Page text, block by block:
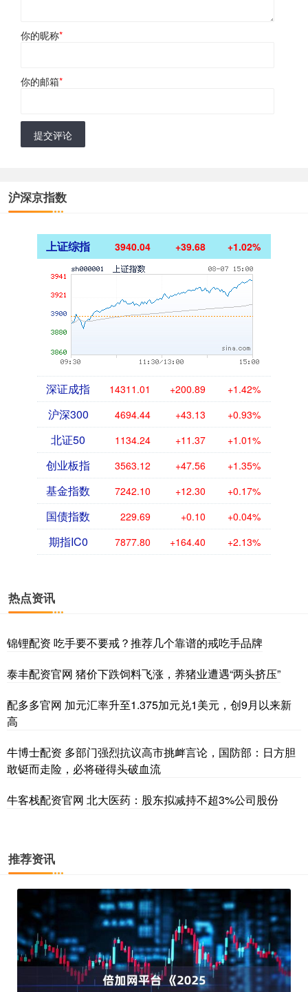
你的昵称*
你的邮箱*
提交评论
沪深京指数
上证综指 3940.04 +39.68 +1.02%
深证成指 14311.01 +200.89 +1.42%
沪深300 4694.44 +43.13 +0.93%
北证50 1134.24 +11.37 +1.01%
创业板指 3563.12 +47.56 +1.35%
基金指数 7242.10 +12.30 +0.17%
国债指数 229.69 +0.10 +0.04%
期指IC0 7877.80 +164.40 +2.13%
热点资讯
锦锂配资 吃手要不要戒？推荐几个靠谱的戒吃手品牌
泰丰配资官网 猪价下跌饲料飞涨，养猪业遭遇“两头挤压”
配多多官网 加元汇率升至1.375加元兑1美元，创9月以来新
高
牛博士配资 多部门强烈抗议高市挑衅言论，国防部：日方胆
敢铤而走险，必将碰得头破血流
牛客栈配资官网 北大医药：股东拟减持不超3%公司股份
推荐资讯